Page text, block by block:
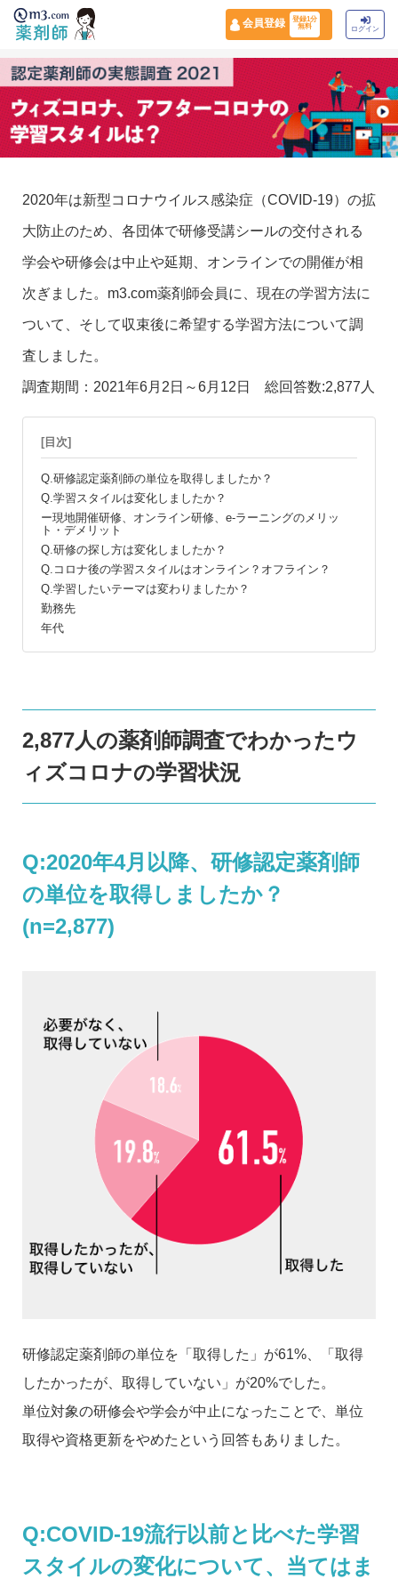
会員登録
登録1分
無料
ログイン
2020年は新型コロナウイルス感染症（COVID-19）の拡
大防止のため、各団体で研修受講シールの交付される
学会や研修会は中止や延期、オンラインでの開催が相
次ぎました。m3.com薬剤師会員に、現在の学習方法に
ついて、そして収束後に希望する学習方法について調
査しました。
調査期間：2021年6月2日～6月12日 総回答数:2,877人
[目次]
Q.研修認定薬剤師の単位を取得しましたか？
Q.学習スタイルは変化しましたか？
ー現地開催研修、オンライン研修、e-ラーニングのメリッ
ト・デメリット
Q.研修の探し方は変化しましたか？
Q.コロナ後の学習スタイルはオンライン？オフライン？
Q.学習したいテーマは変わりましたか？
勤務先
年代
2,877人の薬剤師調査でわかったウ
ィズコロナの学習状況
Q:2020年4月以降、研修認定薬剤師
の単位を取得しましたか？
(n=2,877)
研修認定薬剤師の単位を「取得した」が61%、「取得
したかったが、取得していない」が20%でした。
単位対象の研修会や学会が中止になったことで、単位
取得や資格更新をやめたという回答もありました。
Q:COVID-19流行以前と比べた学習
スタイルの変化について、当てはま